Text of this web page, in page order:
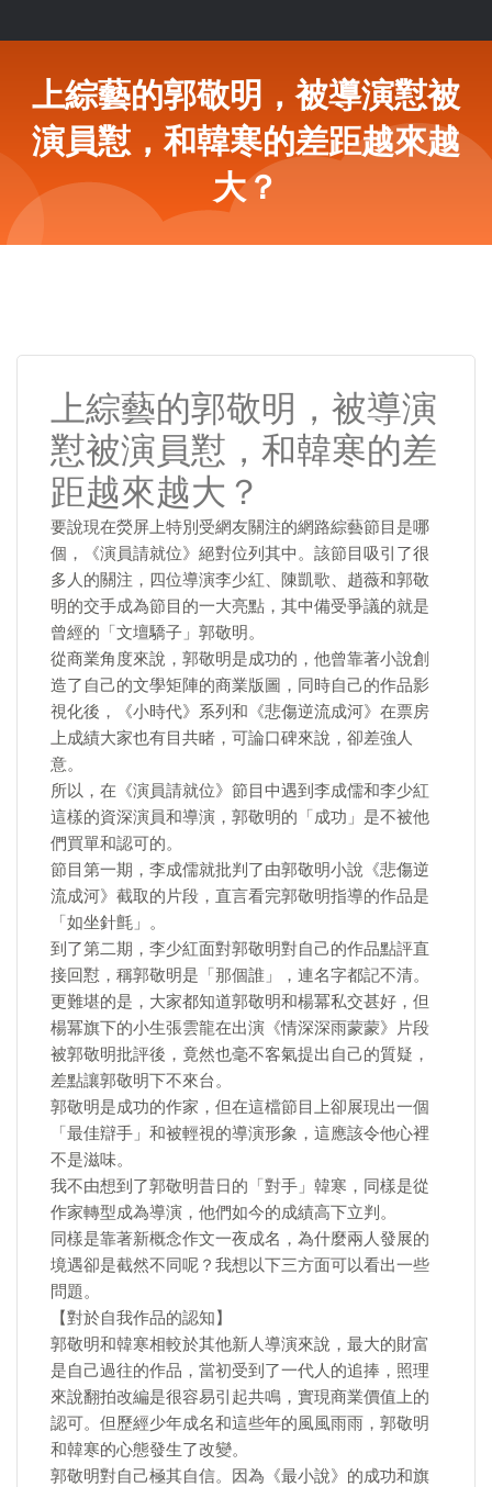
上綜藝的郭敬明，被導演懟被
演員懟，和韓寒的差距越來越
大？
上綜藝的郭敬明，被導演
懟被演員懟，和韓寒的差
距越來越大？
要說現在熒屏上特別受網友關注的網路綜藝節目是哪
個，《演員請就位》絕對位列其中。該節目吸引了很
多人的關注，四位導演李少紅、陳凱歌、趙薇和郭敬
明的交手成為節目的一大亮點，其中備受爭議的就是
曾經的「文壇驕子」郭敬明。
從商業角度來說，郭敬明是成功的，他曾靠著小說創
造了自己的文學矩陣的商業版圖，同時自己的作品影
視化後，《小時代》系列和《悲傷逆流成河》在票房
上成績大家也有目共睹，可論口碑來說，卻差強人
意。
所以，在《演員請就位》節目中遇到李成儒和李少紅
這樣的資深演員和導演，郭敬明的「成功」是不被他
們買單和認可的。
節目第一期，李成儒就批判了由郭敬明小說《悲傷逆
流成河》截取的片段，直言看完郭敬明指導的作品是
「如坐針氈」。
到了第二期，李少紅面對郭敬明對自己的作品點評直
接回懟，稱郭敬明是「那個誰」，連名字都記不清。
更難堪的是，大家都知道郭敬明和楊冪私交甚好，但
楊冪旗下的小生張雲龍在出演《情深深雨蒙蒙》片段
被郭敬明批評後，竟然也毫不客氣提出自己的質疑，
差點讓郭敬明下不來台。
郭敬明是成功的作家，但在這檔節目上卻展現出一個
「最佳辯手」和被輕視的導演形象，這應該令他心裡
不是滋味。
我不由想到了郭敬明昔日的「對手」韓寒，同樣是從
作家轉型成為導演，他們如今的成績高下立判。
同樣是靠著新概念作文一夜成名，為什麼兩人發展的
境遇卻是截然不同呢？我想以下三方面可以看出一些
問題。
【對於自我作品的認知】
郭敬明和韓寒相較於其他新人導演來說，最大的財富
是自己過往的作品，當初受到了一代人的追捧，照理
來說翻拍改編是很容易引起共鳴，實現商業價值上的
認可。但歷經少年成名和這些年的風風雨雨，郭敬明
和韓寒的心態發生了改變。
郭敬明對自己極其自信。因為《最小說》的成功和旗